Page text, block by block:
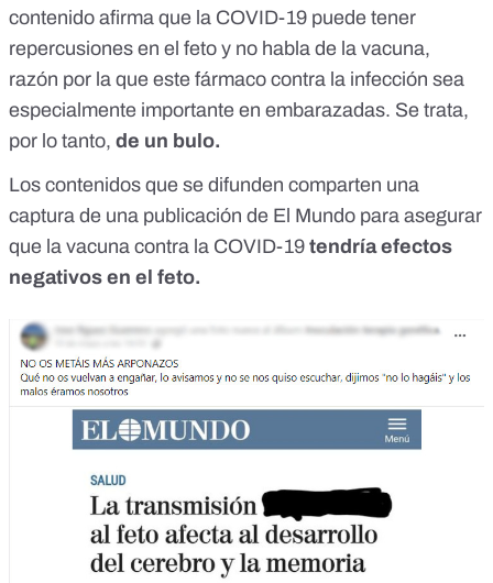
contenido afirma que la COVID-19 puede tener
repercusiones en el feto y no habla de la vacuna,
razón por la que este fármaco contra la infección sea
especialmente importante en embarazadas. Se trata,
por lo tanto, de un bulo.
Los contenidos que se difunden comparten una
captura de una publicación de El Mundo para asegurar
que la vacuna contra la COVID-19 tendría efectos
negativos en el feto.